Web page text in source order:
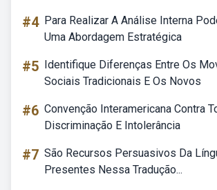
#4 Para Realizar A Análise Interna
Uma Abordagem Estratégica
#5 Identifique Diferenças Entre Os
Sociais Tradicionais E Os Novos
#6 Convenção Interamericana Contra
Discriminação E Intolerância
#7 São Recursos Persuasivos Da
Presentes Nessa Tradução...